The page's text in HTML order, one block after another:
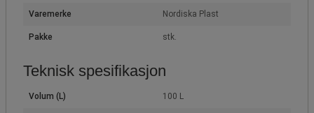
Varemerke Nordiska Plast
Pakke stk.
Teknisk spesifikasjon
Volum (L) 100 L